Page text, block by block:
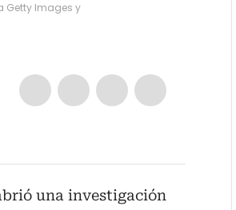
Getty Images y
una investigación